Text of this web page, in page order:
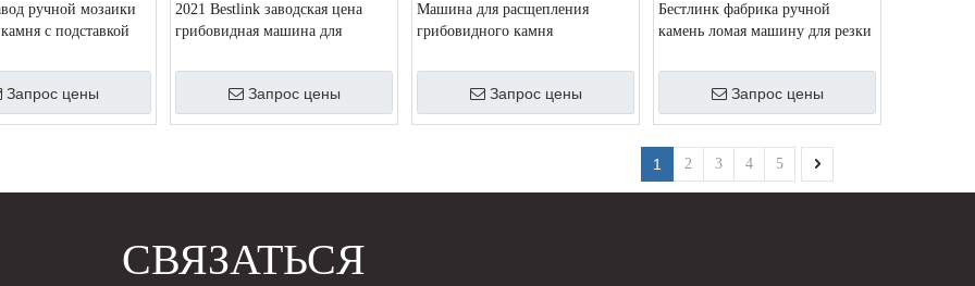
ручной мозаики
с подставкой
Запрос цены
2021 Bestlink заводская цена
грибовидная машина для
Запрос цены
Машина для расщепления
грибовидного камня
Запрос цены
Бестлинк фабрика ручной
камень ломая машину для резки
Запрос цены
1 2 3 4 5
СВЯЗАТЬСЯ